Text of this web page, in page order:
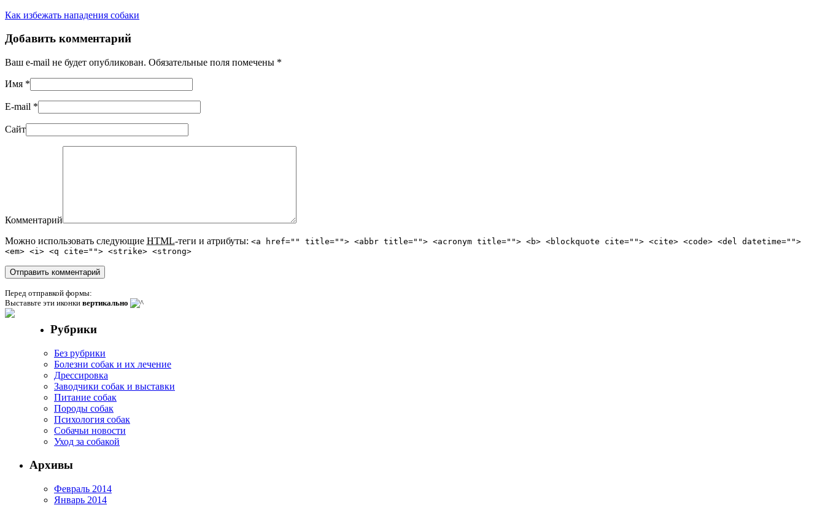
Как избежать нападения собаки
Добавить комментарий
Ваш e-mail не будет опубликован. Обязательные поля помечены *
Имя *
E-mail *
Сайт
Комментарий
Можно использовать следующие HTML-теги и атрибуты: <a href="" title=""> <abbr title=""> <acronym title=""> <b> <blockquote cite=""> <cite> <code> <del datetime="">
<em> <i> <q cite=""> <strike> <strong>
Перед отправкой формы:
Выставьте эти иконки вертикально
Рубрики
Без рубрики
Болезни собак и их лечение
Дрессировка
Заводчики собак и выставки
Питание собак
Породы собак
Психология собак
Собачьи новости
Уход за собакой
Архивы
Февраль 2014
Январь 2014